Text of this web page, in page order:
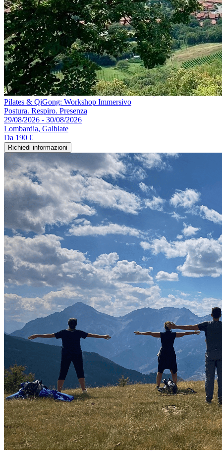
Pilates & QiGong: Workshop Immersivo
Postura. Respiro. Presenza
29/08/2026 - 30/08/2026
Lombardia, Galbiate
Da 190 €
Richiedi informazioni